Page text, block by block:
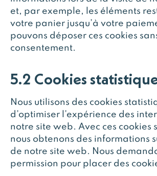
et, par exemple, les éléments
votre panier jusqu’à votre
pouvons déposer ces cookies
consentement.
5.2 Cookies
Nous utilisons des cookies
d’optimiser l’expérience des
notre site web. Avec ces cookies
nous obtenons des informations
de notre site web. Nous
permission pour placer des